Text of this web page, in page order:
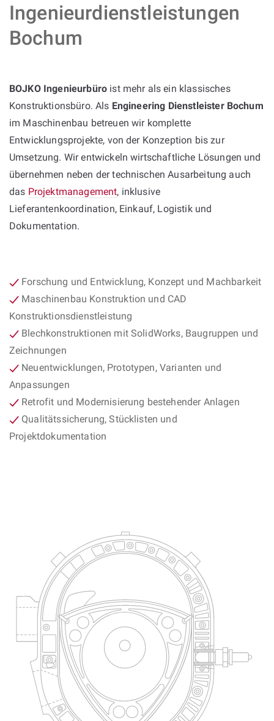
Ingenieurdienstleistungen
Bochum
BOJKO Ingenieurbüro ist mehr als ein klassisches
Konstruktionsbüro. Als Engineering Dienstleister Bochum
im Maschinenbau betreuen wir komplette
Entwicklungsprojekte, von der Konzeption bis zur
Umsetzung. Wir entwickeln wirtschaftliche Lösungen und
übernehmen neben der technischen Ausarbeitung auch
das Projektmanagement, inklusive
Lieferantenkoordination, Einkauf, Logistik und
Dokumentation.
Forschung und Entwicklung, Konzept und Machbarkeit
Maschinenbau Konstruktion und CAD
Konstruktionsdienstleistung
Blechkonstruktionen mit SolidWorks, Baugruppen und
Zeichnungen
Neuentwicklungen, Prototypen, Varianten und
Anpassungen
Retrofit und Modernisierung bestehender Anlagen
Qualitätssicherung, Stücklisten und
Projektdokumentation